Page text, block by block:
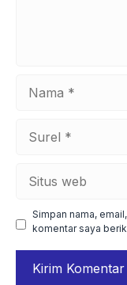
Simpan nama,
komentar saya